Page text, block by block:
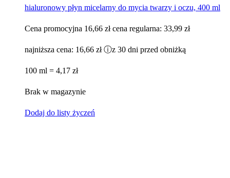
hialuronowy płyn micelarny do mycia twarzy i oczu, 400 ml
Cena promocyjna 16,66 zł cena regularna: 33,99 zł
najniższa cena: 16,66 zł ⓘz 30 dni przed obniżką
100 ml = 4,17 zł
Brak w magazynie
Dodaj do listy życzeń